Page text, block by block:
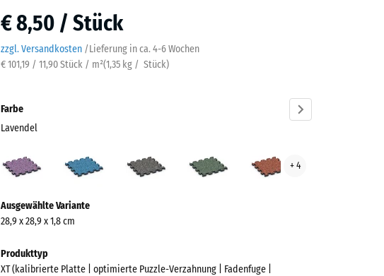
€ 8,50 / Stück
zzgl. Versandkosten /Lieferung in ca. 4-6 Wochen
€ 101,19 / 11,90 Stück / m²(1,35 kg / Stück)
Farbe
Lavendel
(active)
Granit
Rasen
+ 4
Informationen
zu
Farben?
Ausgewählte Variante
28,9 x 28,9 x 1,8 cm
Produkttyp
XT (kalibrierte Platte | optimierte Puzzle-Verzahnung | Fadenfuge |